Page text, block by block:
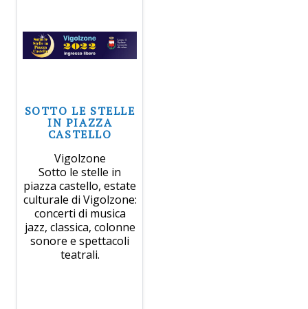
SOTTO LE STELLE
IN PIAZZA
CASTELLO
Vigolzone
Sotto le stelle in
piazza castello, estate
culturale di Vigolzone:
concerti di musica
jazz, classica, colonne
sonore e spettacoli
teatrali.